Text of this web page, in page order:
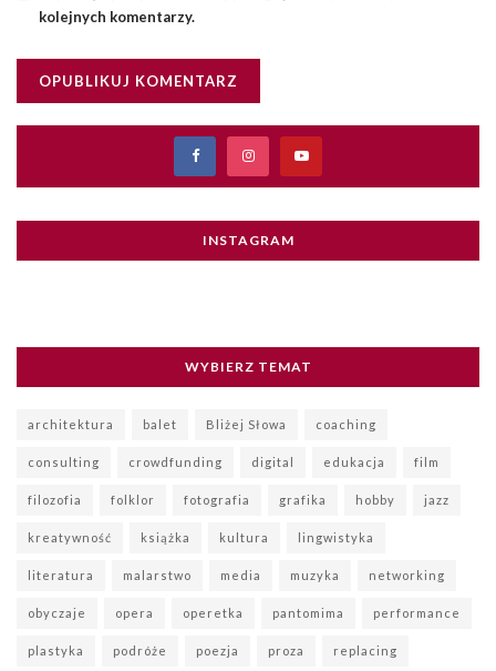
kolejnych komentarzy.
INSTAGRAM
WYBIERZ TEMAT
architektura balet Bliżej Słowa coaching
consulting crowdfunding digital edukacja film
filozofia folklor fotografia grafika hobby jazz
kreatywność książka kultura lingwistyka
literatura malarstwo media muzyka networking
obyczaje opera operetka pantomima performance
plastyka podróże poezja proza replacing